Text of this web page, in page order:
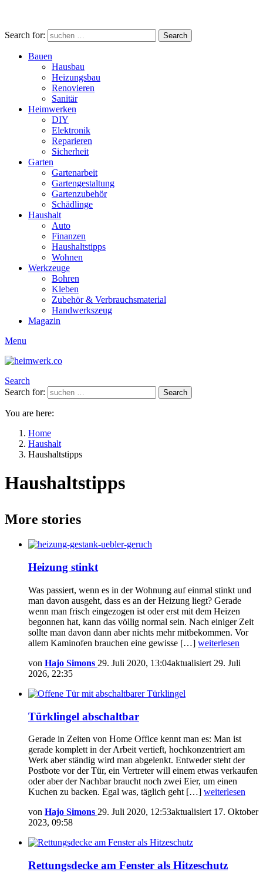
Search for: Search
Bauen
Hausbau
Heizungsbau
Renovieren
Sanitär
Heimwerken
DIY
Elektronik
Reparieren
Sicherheit
Garten
Gartenarbeit
Gartengestaltung
Gartenzubehör
Schädlinge
Haushalt
Auto
Finanzen
Haushaltstipps
Wohnen
Werkzeuge
Bohren
Kleben
Zubehör & Verbrauchsmaterial
Handwerkszeug
Magazin
Menu
Search
Search for:
Search
You are here:
Home
Haushalt
Haushaltstipps
Haushaltstipps
More stories
Heizung stinkt
Was passiert, wenn es in der Wohnung auf einmal stinkt und
man davon ausgeht, dass es an der Heizung liegt? Gerade
wenn man frisch eingezogen ist oder erst mit dem Heizen
begonnen hat, kann das völlig normal sein. Nach einiger Zeit
sollte man davon dann aber nichts mehr mitbekommen. Vor
allem Kaminofen brauchen eine gewisse […] weiterlesen
von Hajo Simons 29. Juli 2020, 13:04aktualisiert 29. Juli
2026, 22:35
Türklingel abschaltbar
Gerade in Zeiten von Home Office kennt man es: Man ist
gerade komplett in der Arbeit vertieft, hochkonzentriert am
Werk aber ständig wird man abgelenkt. Entweder steht der
Postbote vor der Tür, ein Vertreter will einem etwas verkaufen
oder aber der Nachbar braucht noch zwei Eier, um einen
Kuchen zu backen. Egal was, täglich geht […] weiterlesen
von Hajo Simons 29. Juli 2020, 12:53aktualisiert 17. Oktober
2023, 09:58
Rettungsdecke am Fenster als Hitzeschutz